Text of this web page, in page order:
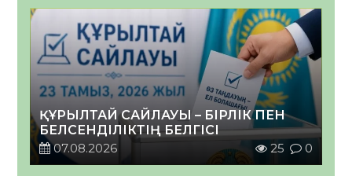
ҚҰРЫЛТАЙ САЙЛАУЫ – БІРЛІК ПЕН
БЕЛСЕНДІЛІКТІҢ БЕЛГІСІ
07.08.2026
25 0